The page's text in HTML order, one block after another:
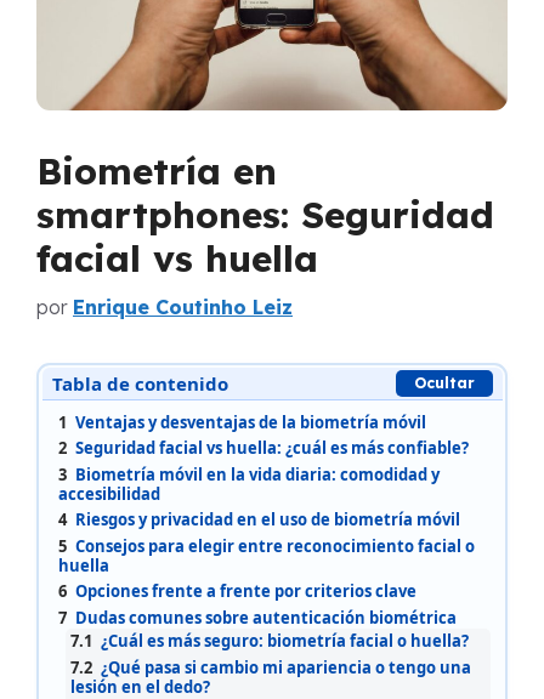
Biometría en
smartphones: Seguridad
facial vs huella
por Enrique Coutinho Leiz
Tabla de contenido Ocultar
1 Ventajas y desventajas de la biometría móvil
2 Seguridad facial vs huella: ¿cuál es más confiable?
3 Biometría móvil en la vida diaria: comodidad y
accesibilidad
4 Riesgos y privacidad en el uso de biometría móvil
5 Consejos para elegir entre reconocimiento facial o
huella
6 Opciones frente a frente por criterios clave
7 Dudas comunes sobre autenticación biométrica
7.1 ¿Cuál es más seguro: biometría facial o huella?
7.2 ¿Qué pasa si cambio mi apariencia o tengo una
lesión en el dedo?